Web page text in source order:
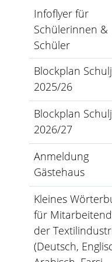
Infoflyer für
Schülerinnen &
Schüler
Blockplan
2025/26
Blockplan
2026/27
Anmeldung
Gästehaus
Kleines
für
der
(Deutsch,